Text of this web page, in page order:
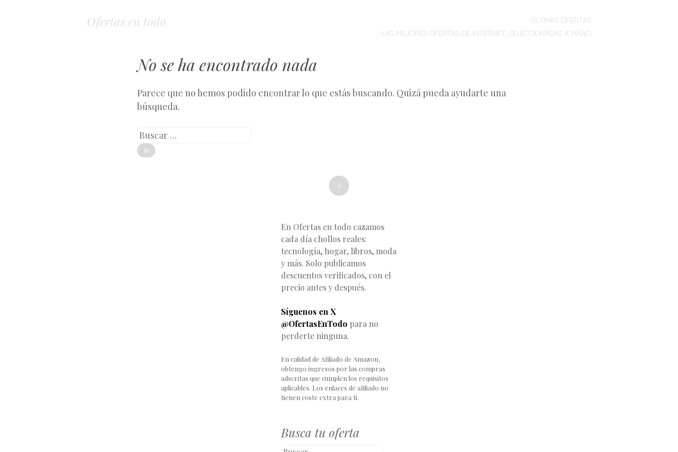
Ofertas en todo
ÚLTIMAS OFERTAS
LAS MEJORES OFERTAS DE INTERNET, SELECCIONADAS A MANO
No se ha encontrado nada
Parece que no hemos podido encontrar lo que estás buscando. Quizá pueda ayudarte una
búsqueda.
Buscar
+
En Ofertas en todo cazamos
cada día chollos reales:
tecnología, hogar, libros, moda
y más. Solo publicamos
descuentos verificados, con el
precio antes y después.
Síguenos en X
@OfertasEnTodo para no
perderte ninguna.
En calidad de Afiliado de Amazon,
obtengo ingresos por las compras
adscritas que cumplen los requisitos
aplicables. Los enlaces de afiliado no
tienen coste extra para ti.
Busca tu oferta
Buscar